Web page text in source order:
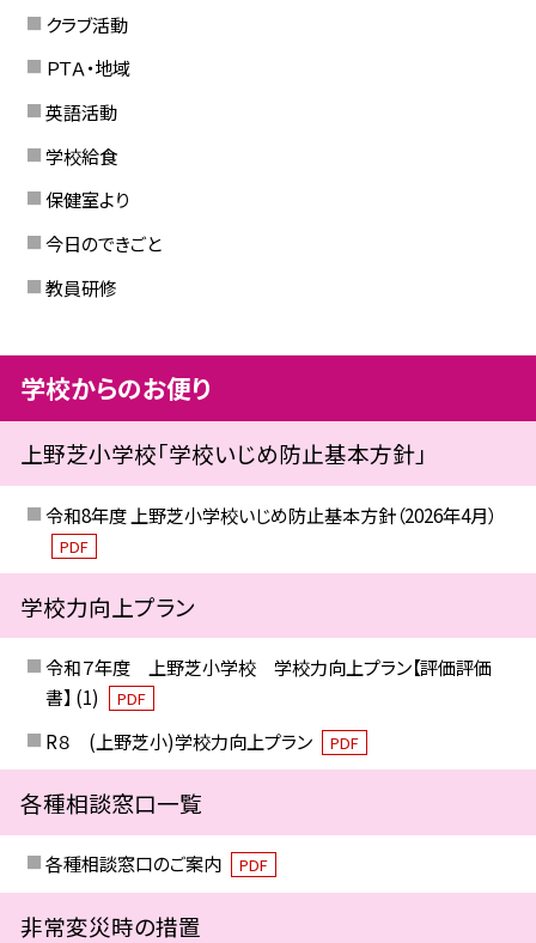
クラブ活動
ＰＴＡ・地域
英語活動
学校給食
保健室より
今日のできごと
教員研修
学校からのお便り
上野芝小学校「学校いじめ防止基本方針」
令和8年度 上野芝小学校いじめ防止基本方針（2026年4月）
PDF
学校力向上プラン
令和７年度 上野芝小学校 学校力向上プラン【評価評価
書】 (1)
PDF
R８ (上野芝小)学校力向上プラン PDF
各種相談窓口一覧
各種相談窓口のご案内 PDF
非常変災時の措置